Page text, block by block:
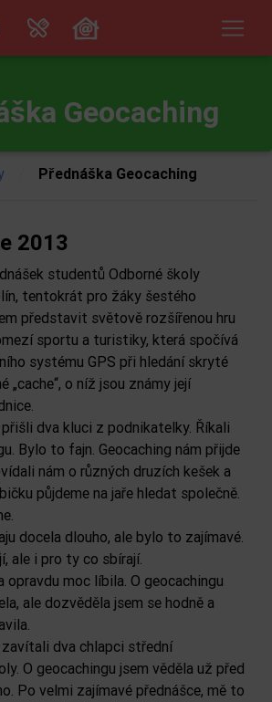
Geocaching
Přednáška Geocaching
2013
studentů Odborné školy
tentokrát pro žáky šestého
představit světově rozšířenou hru
sportu a turistiky, která spočívá
systému GPS při hledání skryté
„cache“, o níž jsou známy její
dva kluci z podnikatelky. Říkali
Bylo to fajn. Geocaching nám přijde
nám o různých druzích kešek a
půjdeme na jaře hledat společně.
docela dlouho, ale bylo to zajímavé.
ale i pro ty co sbírají.
opravdu moc líbila. O geocachingu
ale dozvěděla jsem se hodně a
dva chlapci střední
O geocachingu jsem věděla už před
Po velmi zajímavé přednášce, mě to